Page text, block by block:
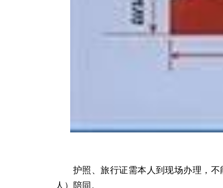
护照、旅行证需本人到现场办理，
人）陪同。